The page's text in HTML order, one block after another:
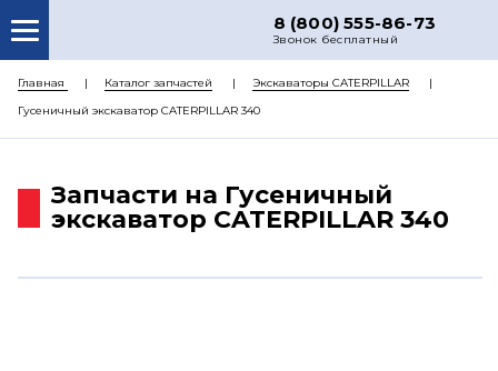
8 (800) 555-86-73
Звонок бесплатный
О НАС
КАТАЛОГ ЗАПЧАСТЕЙ
ДОСТАВКА
Главная Каталог запчастей
Экскаваторы CATERPILLAR
Гусеничный экскаватор CATERPILLAR 340
Запчасти на Гусеничный
экскаватор CATERPILLAR 340